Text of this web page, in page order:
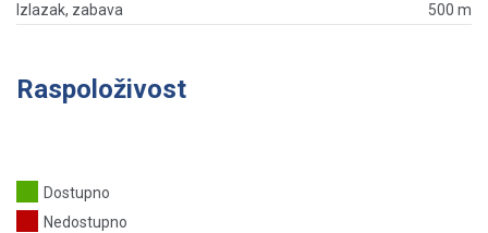
Izlazak, zabava
500 m
Raspoloživost
Dostupno
Nedostupno